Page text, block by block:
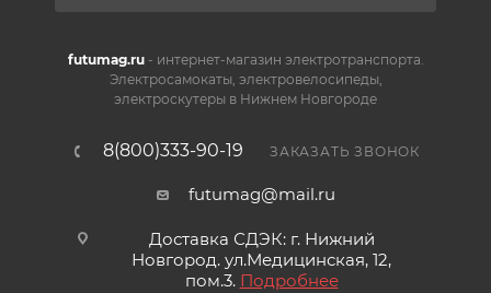
futumag.ru- интернет-магазин электротранспорта.
Электросамокаты, электровелосипеды,
электроскутеры в Нижнем Новгороде
8(800)333-90-19 ЗАКАЗАТЬ ЗВОНОК
futumag@mail.ru
Доставка СДЭК: г. Нижний
Новгород. ул.Медицинская, 12,
пом.3. Подробнее